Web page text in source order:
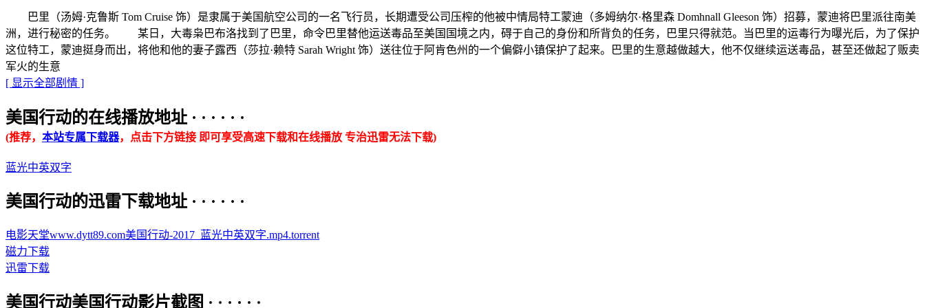
巴里（汤姆·克鲁斯 Tom Cruise 饰）是隶属于美国航空公司的一名飞行员，长期遭受公司压榨的他被中情局特工蒙迪（多姆纳尔·格里森 Domhnall Gleeson 饰）招募，蒙迪将巴里派往南美
洲，进行秘密的任务。 某日，大毒枭巴布洛找到了巴里，命令巴里替他运送毒品至美国国境之内，碍于自己的身份和所背负的任务，巴里只得就范。当巴里的运毒行为曝光后，为了保护
这位特工，蒙迪挺身而出，将他和他的妻子露西（莎拉·赖特 Sarah Wright 饰）送往位于阿肯色州的一个偏僻小镇保护了起来。巴里的生意越做越大，他不仅继续运送毒品，甚至还做起了贩卖
军火的生意
[ 显示全部剧情 ]
美国行动的在线播放地址 · · · · · ·
(推荐， 本站专属下载器，点击下方链接 即可享受高速下载和在线播放 专治迅雷无法下载)
蓝光中英双字
美国行动的迅雷下载地址 · · · · · ·
电影天堂www.dytt89.com美国行动-2017_蓝光中英双字.mp4.torrent
磁力下载
迅雷下载
美国行动美国行动影片截图 · · · · · ·